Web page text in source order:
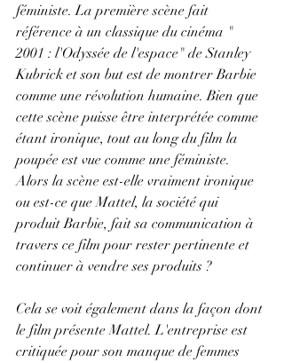
féministe. La première scène fait
référence à un classique du cinéma "
2001 : l'Odyssée de l'espace" de Stanley
Kubrick et son but est de montrer Barbie
comme une révolution humaine. Bien que
cette scène puisse être interprétée comme
étant ironique, tout au long du film la
poupée est vue comme une féministe.
Alors la scène est-elle vraiment ironique
ou est-ce que Mattel, la société qui
produit Barbie, fait sa communication à
travers ce film pour rester pertinente et
continuer à vendre ses produits ?
Cela se voit également dans la façon dont
le film présente Mattel. L'entreprise est
critiquée pour son manque de femmes